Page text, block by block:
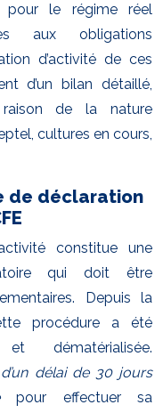
le régime réel
aux obligations
d’activité de ces
d’un bilan détaillé,
raison de la nature
cultures en cours,
de déclaration
constitue une
qui doit être
Depuis la
procédure a été
et dématérialisée.
délai de 30 jours
pour effectuer sa